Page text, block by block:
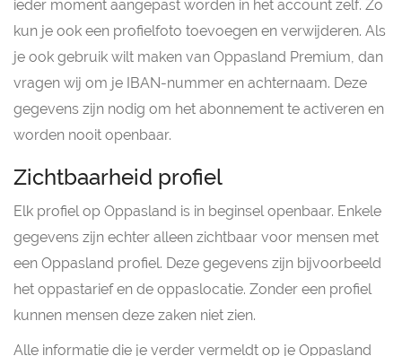
ieder moment aangepast worden in het account zelf. Zo
kun je ook een profielfoto toevoegen en verwijderen. Als
je ook gebruik wilt maken van Oppasland Premium, dan
vragen wij om je IBAN-nummer en achternaam. Deze
gegevens zijn nodig om het abonnement te activeren en
worden nooit openbaar.
Zichtbaarheid profiel
Elk profiel op Oppasland is in beginsel openbaar. Enkele
gegevens zijn echter alleen zichtbaar voor mensen met
een Oppasland profiel. Deze gegevens zijn bijvoorbeeld
het oppastarief en de oppaslocatie. Zonder een profiel
kunnen mensen deze zaken niet zien.
Alle informatie die je verder vermeldt op je Oppasland